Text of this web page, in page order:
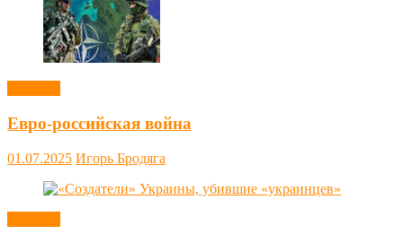
Евро-российская война
01.07.2025 Игорь Бродяга